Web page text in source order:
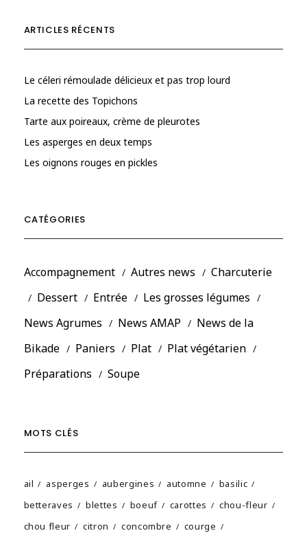
ARTICLES RÉCENTS
Le céleri rémoulade délicieux et pas trop lourd
La recette des Topichons
Tarte aux poireaux, crème de pleurotes
Les asperges en deux temps
Les oignons rouges en pickles
CATÉGORIES
Accompagnement Autres news
Charcuterie
Dessert
Entrée
Les grosses légumes
News Agrumes
News AMAP
News de la
Bikade
Paniers Plat
Plat végétarien
Préparations
Soupe
MOTS CLÉS
ail asperges aubergines automne
basilic
betteraves
blettes boeuf carottes
chou-fleur
chou fleur
citron concombre courge